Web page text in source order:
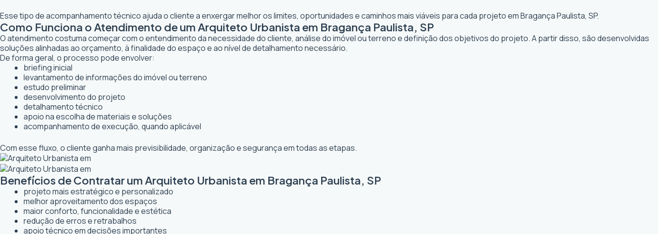
Esse tipo de acompanhamento técnico ajuda o cliente a enxergar melhor os limites, oportunidades e caminhos mais viáveis para cada projeto em Bragança Paulista, SP.
Como Funciona o Atendimento de um Arquiteto Urbanista em Bragança Paulista, SP
O atendimento costuma começar com o entendimento da necessidade do cliente, análise do imóvel ou terreno e definição dos objetivos do projeto. A partir disso, são desenvolvidas
soluções alinhadas ao orçamento, à finalidade do espaço e ao nível de detalhamento necessário.
De forma geral, o processo pode envolver:
briefing inicial
levantamento de informações do imóvel ou terreno
estudo preliminar
desenvolvimento do projeto
detalhamento técnico
apoio na escolha de materiais e soluções
acompanhamento de execução, quando aplicável
Com esse fluxo, o cliente ganha mais previsibilidade, organização e segurança em todas as etapas.
Benefícios de Contratar um Arquiteto Urbanista em Bragança Paulista, SP
projeto mais estratégico e personalizado
melhor aproveitamento dos espaços
maior conforto, funcionalidade e estética
redução de erros e retrabalhos
apoio técnico em decisões importantes